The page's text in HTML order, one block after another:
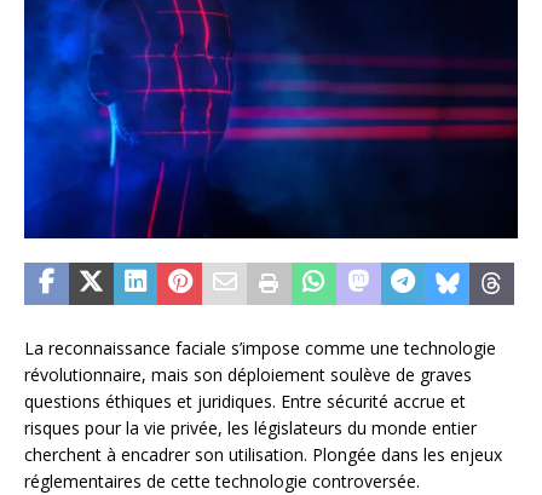
La reconnaissance faciale s’impose comme une technologie
révolutionnaire, mais son déploiement soulève de graves
questions éthiques et juridiques. Entre sécurité accrue et
risques pour la vie privée, les législateurs du monde entier
cherchent à encadrer son utilisation. Plongée dans les enjeux
réglementaires de cette technologie controversée.